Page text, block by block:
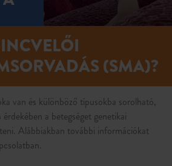
(SMA)?
van és különböző típusokba sorolható,
a betegséget genetikai
Alábbiakban további információkat